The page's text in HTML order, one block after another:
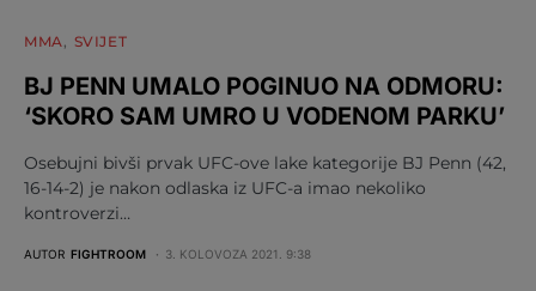
MMA SVIJET
BJ PENN UMALO POGINUO NA ODMORU:
‘SKORO SAM UMRO U VODENOM PARKU’
Osebujni bivši prvak UFC-ove lake kategorije BJ Penn (42,
16-14-2) je nakon odlaska iz UFC-a imao nekoliko
kontroverzi…
AUTOR FIGHTROOM 3. KOLOVOZA 2021. 9:38